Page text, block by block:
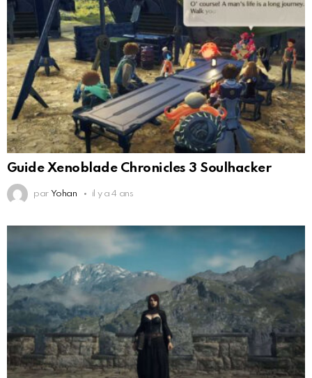
Guide Xenoblade Chronicles 3 Soulhacker
par Yohan il y a 4 ans